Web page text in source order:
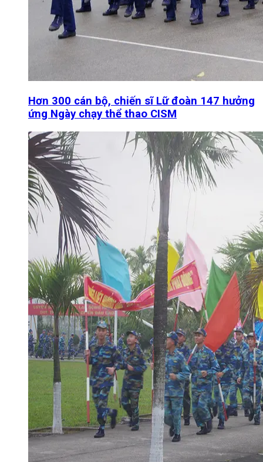
Hơn 300 cán bộ, chiến sĩ Lữ đoàn 147 hưởng
ứng Ngày chạy thể thao CISM